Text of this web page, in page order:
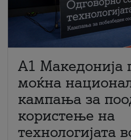
A1 Македонија
моќна
кампања за
користење на
технологијата